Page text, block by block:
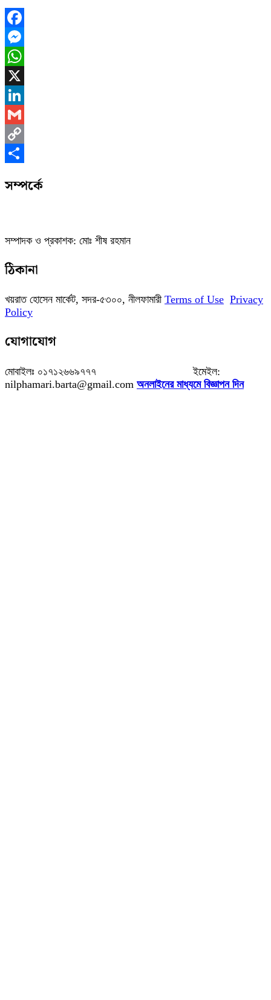
Facebook
Messenger
WhatsApp
X
LinkedIn
Gmail
Copy
সম্পর্কে
সম্পাদক ও প্রকাশক: মোঃ শীষ রহমান
ঠিকানা
খয়রাত হোসেন মার্কেট, সদর-৫৩০০, নীলফামারী Terms of Use Privacy
Policy
যোগাযোগ
মোবাইলঃ ০১৭১২৬৬৯৭৭৭ ইমেইল:
nilphamari.barta@gmail.com অনলাইনের মাধ্যমে বিজ্ঞাপন দিন